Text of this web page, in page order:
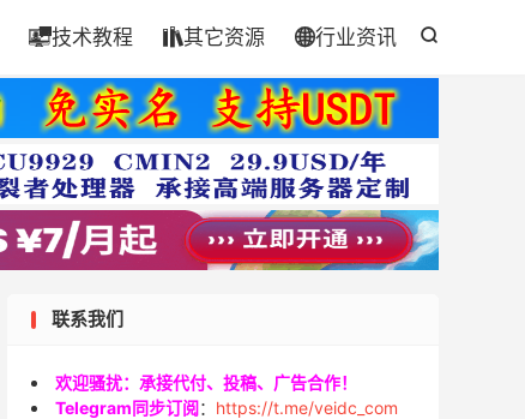

技术教程 其它资源 行业资讯
联系我们
欢迎骚扰：承接代付、投稿、广告合作！
Telegram同步订阅： https://t.me/veidc_com